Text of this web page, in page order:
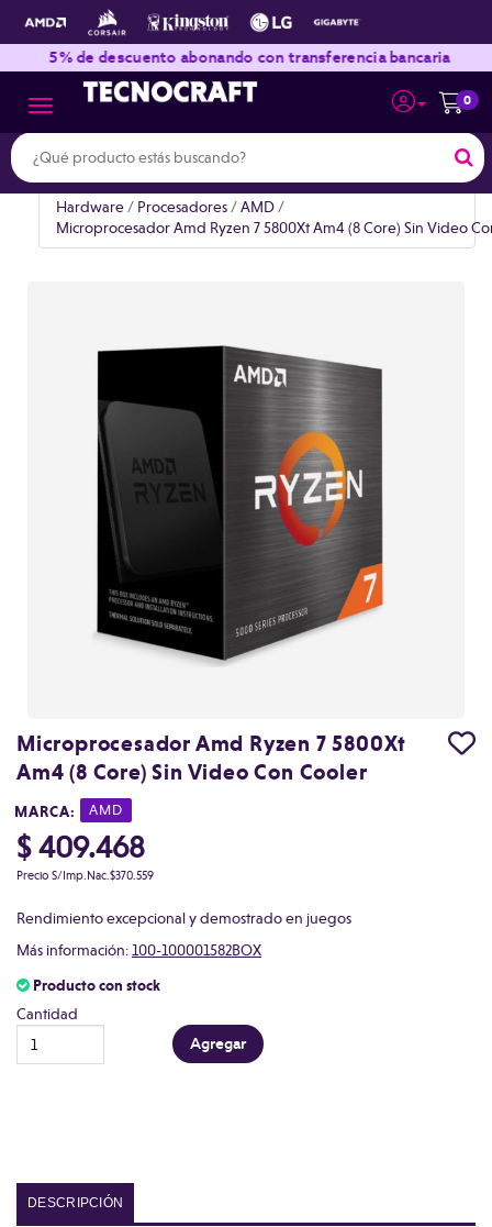
0
Toggle navigation
5% de descuento abonando con transferencia bancaria
Hardware / Procesadores /AMD /
Microprocesador Amd Ryzen 7 5800Xt Am4 (8 Core) Sin Video
Microprocesador Amd Ryzen 7 5800Xt
Am4 (8 Core) Sin Video Con Cooler
|
MARCA: AMD
$ 409.468
Precio S/Imp.Nac.$370.559
Rendimiento excepcional y demostrado en juegos
Más información:100-100001582BOX
Producto con stock
Cantidad
DESCRIPCIÓN